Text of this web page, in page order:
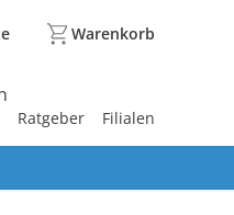
Warenkorb
Ratgeber Filialen